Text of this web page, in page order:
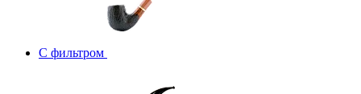
С фильтром